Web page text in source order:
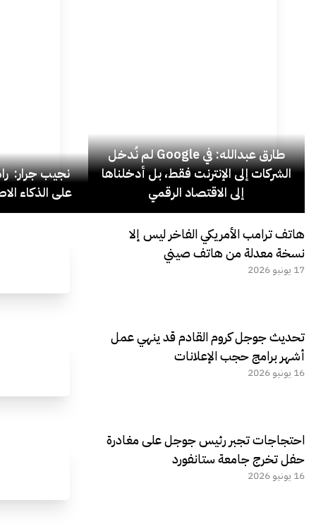
طارق عبدالله: في Google لم نُدخل
الشركات إلى الإنترنت فقط، بل أدخلناها
إلى الاقتصاد الرقمي
نجيب جرار:
على الذكاء
هاتف ترامب الأمريكي الفاخر ليس إلا
نسخة معدلة من هاتف صيني
17 يونيو 2026
تحديث جوجل كروم القادم قد ينهي عمل
أشهر برامج حجب الإعلانات
16 يونيو 2026
احتجاجات تجبر رئيس جوجل على مغادرة
حفل تخرج جامعة ستانفورد
16 يونيو 2026